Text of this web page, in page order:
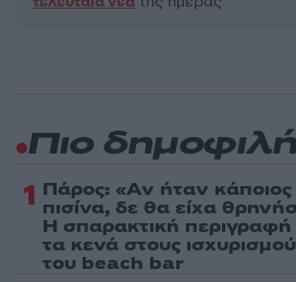
Πιο δημοφιλή
1 Πάρος: «Αν ήταν
πισίνα, δε θα είχα
Η σπαρακτική περιγραφή
τα κενά στους
του beach bar